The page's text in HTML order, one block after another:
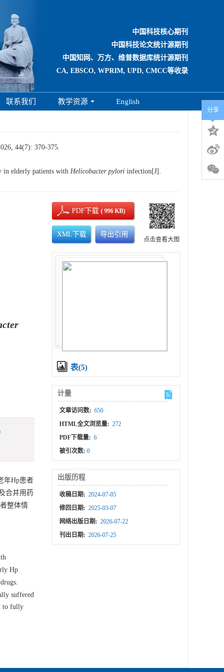
中国科技核心期刊
中国科技论文统计源期刊
中国知网、万方、维普数据库统计源期刊
CA, EBSCO, WPRIM, UPD, CMCC等收录
联系我们 教学资源 English
44(7): 370-375.
in elderly patients with Helicobacter pylori infection[J].
年Hp患者
合并用药
整体情
Hp
suffered
to fully
PDF下载( 996 KB)
XML下载 导出引用
点击查看大图
表(5)
计量
文章访问数: 650
HTML全文浏览量: 272
PDF下载量: 6
被引次数:0
出版历程
收稿日期: 2024-07-05
修回日期: 2025-03-07
网络出版日期: 2026-07-22
刊出日期: 2026-07-25
分享